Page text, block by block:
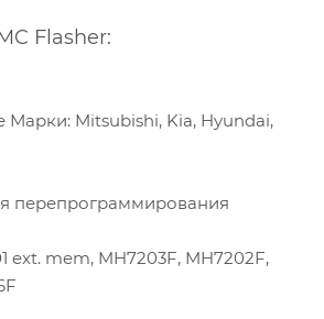
Flasher:
Mitsubishi, Kia, Hyundai,
перепрограммирования
ext. mem, MH7203F, MH7202F,